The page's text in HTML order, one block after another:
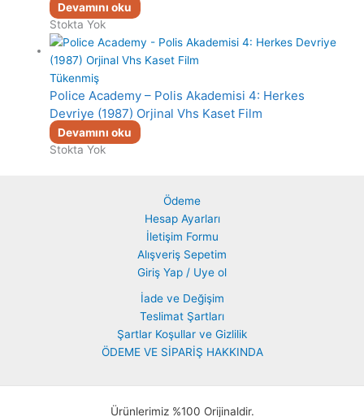
Devamını oku
Stokta Yok
Tükenmiş
Police Academy – Polis Akademisi 4: Herkes
Devriye (1987) Orjinal Vhs Kaset Film
Devamını oku
Stokta Yok
Ödeme
Hesap Ayarları
İletişim Formu
Alışveriş Sepetim
Giriş Yap / Uye ol
İade ve Değişim
Teslimat Şartları
Şartlar Koşullar ve Gizlilik
ÖDEME VE SİPARİŞ HAKKINDA
Ürünlerimiz %100 Orijinaldir.